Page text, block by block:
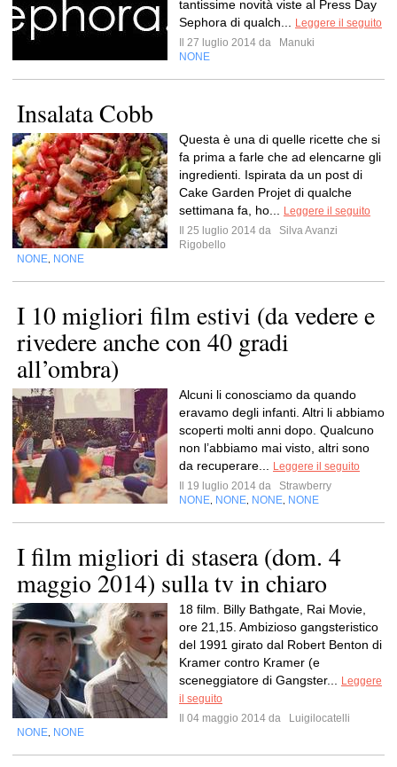
tantissime novità viste al Press Day
Sephora di qualch...
Leggere il seguito
Il 27 luglio 2014 da
Manuki
NONE
Insalata Cobb
Questa è una di quelle ricette che si
fa prima a farle che ad elencarne gli
ingredienti. Ispirata da un post di
Cake Garden Projet di qualche
settimana fa, ho...
Leggere il seguito
Il 25 luglio 2014 da
Silva Avanzi
Rigobello
NONE NONE
I 10 migliori film estivi (da vedere e
rivedere anche con 40 gradi
all’ombra)
Alcuni li conosciamo da quando
eravamo degli infanti. Altri li abbiamo
scoperti molti anni dopo. Qualcuno
non l’abbiamo mai visto, altri sono
da recuperare...
Leggere il seguito
Il 19 luglio 2014 da
Strawberry
NONE NONE NONE NONE
I film migliori di stasera (dom. 4
maggio 2014) sulla tv in chiaro
18 film. Billy Bathgate, Rai Movie,
ore 21,15. Ambizioso gangsteristico
del 1991 girato dal Robert Benton di
Kramer contro Kramer (e
sceneggiatore di Gangster...
Leggere
il seguito
Il 04 maggio 2014 da
Luigilocatelli
NONE NONE